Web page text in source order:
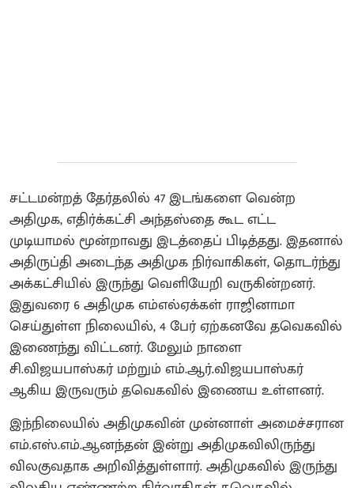
சட்டமன்றத் தேர்தலில் 47 இடங்களை வென்ற
அதிமுக, எதிர்க்கட்சி அந்தஸ்தை கூட எட்ட
முடியாமல் மூன்றாவது இடத்தைப் பிடித்தது. இதனால்
அதிருப்தி அடைந்த அதிமுக நிர்வாகிகள், தொடர்ந்து
அக்கட்சியில் இருந்து வெளியேறி வருகின்றனர்.
இதுவரை 6 அதிமுக எம்எல்ஏக்கள் ராஜினாமா
செய்துள்ள நிலையில், 4 பேர் ஏற்கனவே தவெகவில்
இணைந்து விட்டனர். மேலும் நாளை
சி.விஜயபாஸ்கர் மற்றும் எம்.ஆர்.விஜயபாஸ்கர்
ஆகிய இருவரும் தவெகவில் இணைய உள்ளனர்.
இந்நிலையில் அதிமுகவின் முன்னாள் அமைச்சரான
எம்.எஸ்.எம்.ஆனந்தன் இன்று அதிமுகவிலிருந்து
விலகுவதாக அறிவித்துள்ளார். அதிமுகவில் இருந்து